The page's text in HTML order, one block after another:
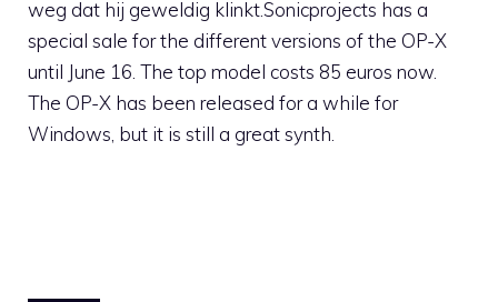
weg dat hij geweldig klinkt.Sonicprojects has a
special sale for the different versions of the OP-X
until June 16. The top model costs 85 euros now.
The OP-X has been released for a while for
Windows, but it is still a great synth.